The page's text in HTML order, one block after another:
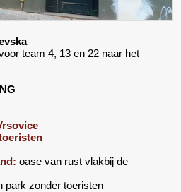
team 4, 13 en 22 naar het
oase van rust vlakbij de
park zonder toeristen